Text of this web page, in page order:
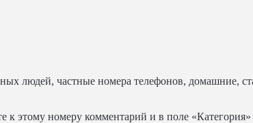
людей, частные номера телефонов, домашние,
к этому номеру комментарий и в поле